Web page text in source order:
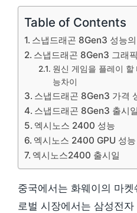
Table of Contents
스냅드래곤 8Gen3 성능
스냅드래곤 8Gen3 그래
원신 게임을 플레이
능차이
스냅드래곤 8Gen3 가격
스냅드래곤 8Gen3 출시일
엑시노스 2400 성능
엑시노스 2400 GPU 성
엑시노스2400 출시일
중국에서는 화웨이의 마
로벌 시장에서는 삼성전